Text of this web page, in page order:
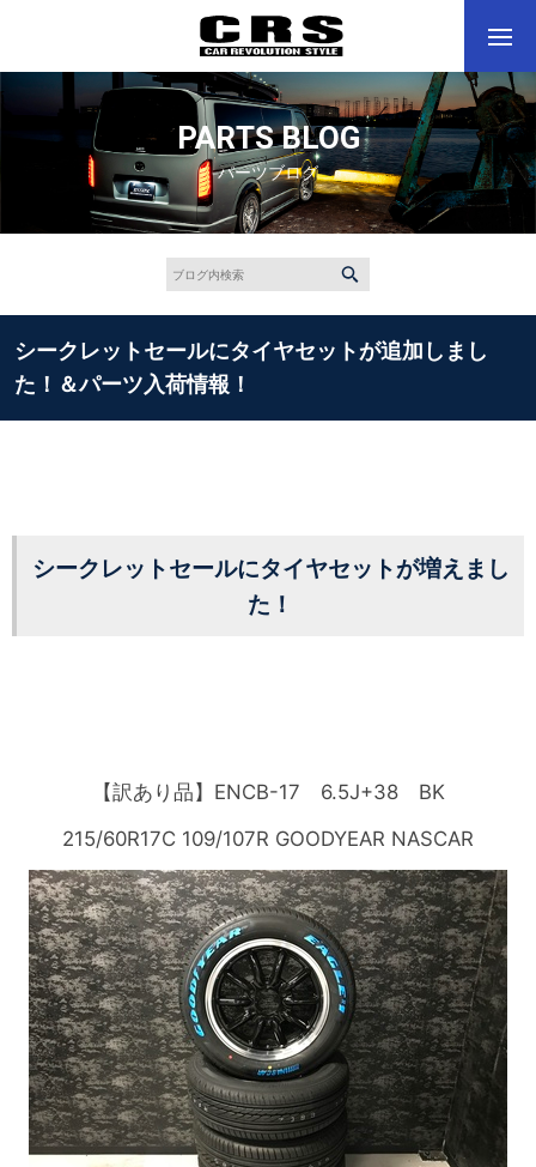
PARTS BLOG
パーツブログ
シークレットセールにタイヤセットが追加しまし
た！＆パーツ入荷情報！
シークレットセールにタイヤセットが増えまし
た！
【訳あり品】ENCB-17 6.5J+38 BK
215/60R17C 109/107R GOODYEAR NASCAR